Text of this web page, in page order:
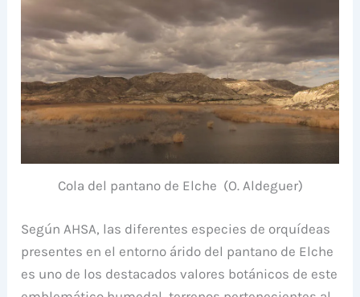
Cola del pantano de Elche (O. Aldeguer)
Según AHSA, las diferentes especies de orquídeas
presentes en el entorno árido del pantano de Elche
es uno de los destacados valores botánicos de este